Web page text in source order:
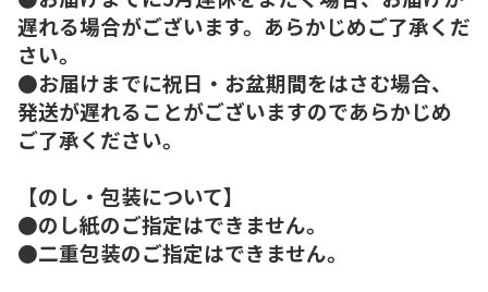
遅れる場合がございます。あらかじめご了承くだ
さい。
●お届けまでに祝日・お盆期間をはさむ場合、
発送が遅れることがございますのであらかじめ
ご了承ください。
【のし・包装について】
●のし紙のご指定はできません。
●二重包装のご指定はできません。